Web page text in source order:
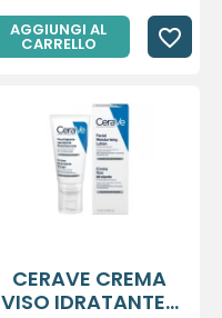
AGGIUNGI AL
CARRELLO favorite_border
CERAVE CREMA
VISO IDRATANTE...